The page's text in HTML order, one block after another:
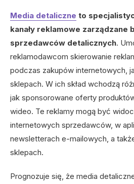
Media detaliczne to
kanały reklamowe zarządzane
sprzedawców detalicznych.
reklamodawcom skierowanie
podczas zakupów internetowych,
sklepach. W ich skład wchodzą
jak sponsorowane oferty
wideo. Te reklamy mogą być
internetowych sprzedawców, w
newsletterach e-mailowych, a
sklepach.
Prognozuje się, że media